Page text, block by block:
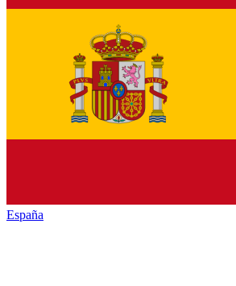
España